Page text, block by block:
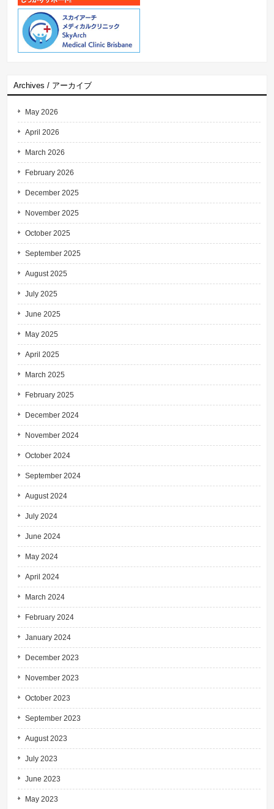
Archives / アーカイブ
May 2026
April 2026
March 2026
February 2026
December 2025
November 2025
October 2025
September 2025
August 2025
July 2025
June 2025
May 2025
April 2025
March 2025
February 2025
December 2024
November 2024
October 2024
September 2024
August 2024
July 2024
June 2024
May 2024
April 2024
March 2024
February 2024
January 2024
December 2023
November 2023
October 2023
September 2023
August 2023
July 2023
June 2023
May 2023